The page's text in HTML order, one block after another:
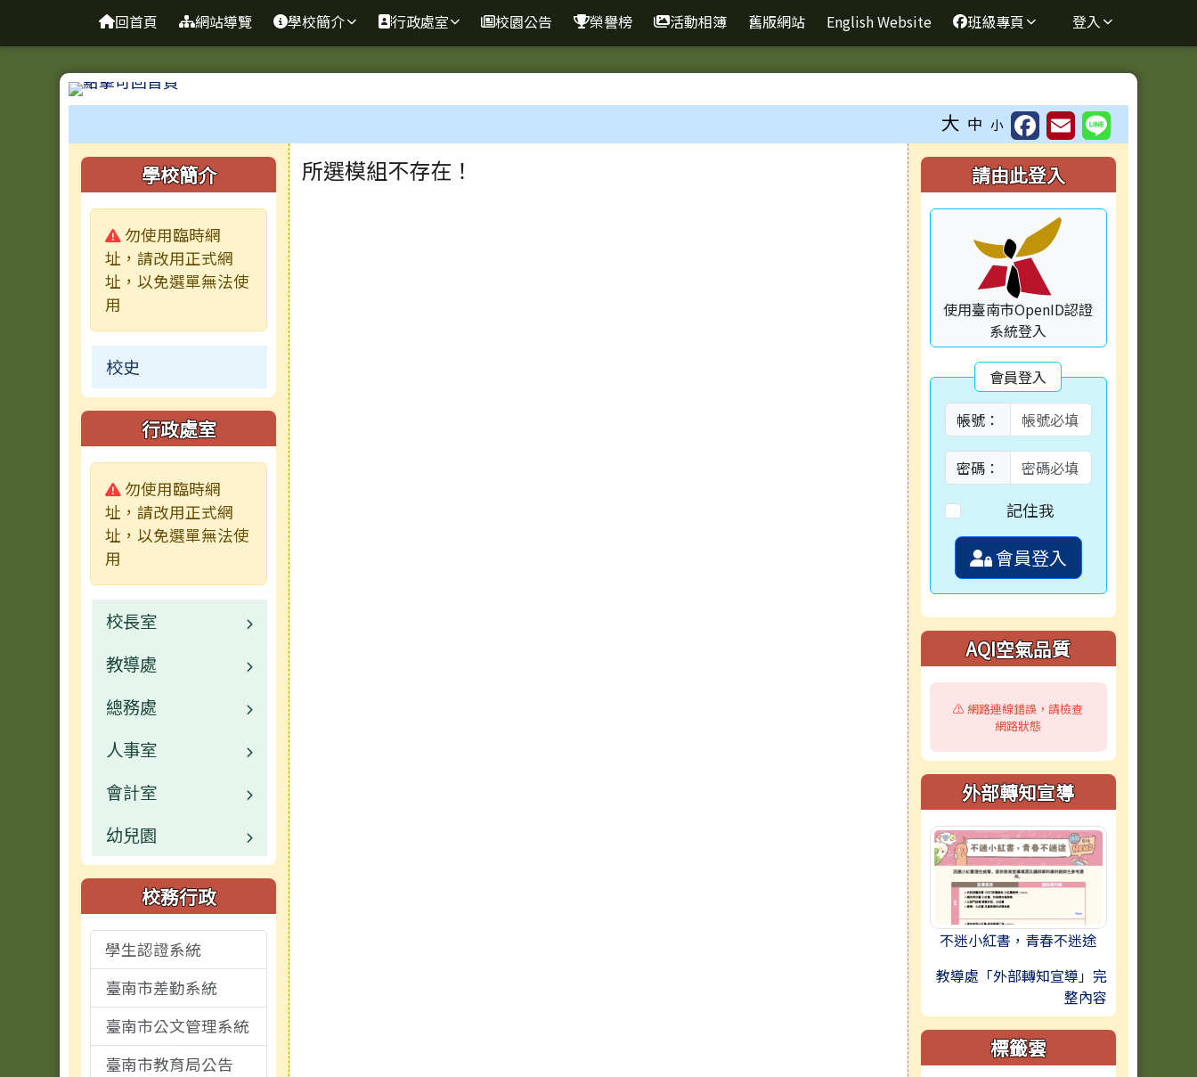
台南市新東國小
回首頁 網站導覽 學校簡介 行政處室 校園公告 榮譽榜 活動相簿 舊版網站 English Website 班級專頁 登入
大 中 小
左邊區域內容
學校簡介
警告:
勿使用臨時網
址，請改用正式網
址，以免選單無法使
用
校史
行政處室
警告:
勿使用臨時網
址，請改用正式網
址，以免選單無法使
用
校長室
林秋美校長介紹
業務職掌
教導處
業務職掌
校園公告
常用連結
活動相簿
榮譽榜
校園影片
檔案下載
外部轉知宣導
校務行政
總務處
校園公告
業務職掌
檔案下載
人事室
校園公告
業務職掌
常用連結
檔案下載
會計室
校園公告
業務職掌
檔案下載
幼兒園
業務職掌
校園公告
活動相簿
校園影音
檔案下載
校務行政
學生認證系統
臺南市差勤系統
臺南市公文管理系統
臺南市教育局公告
主內容區域
所選模組不存在！ 右邊區域內容
請由此登入
使用臺南市OpenID認證
系統登入
會員登入
帳號：
密碼：
記住我
會員登入
AQI空氣品質
⚠️ 網路連線錯誤，請檢查
網路狀態
外部轉知宣導
不迷小紅書，青春不迷途
教導處「外部轉知宣導」完
整內容
標籤雲
頁尾區域